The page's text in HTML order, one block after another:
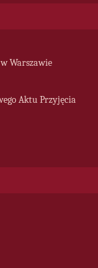
Warszawie
Aktu Przyjęcia